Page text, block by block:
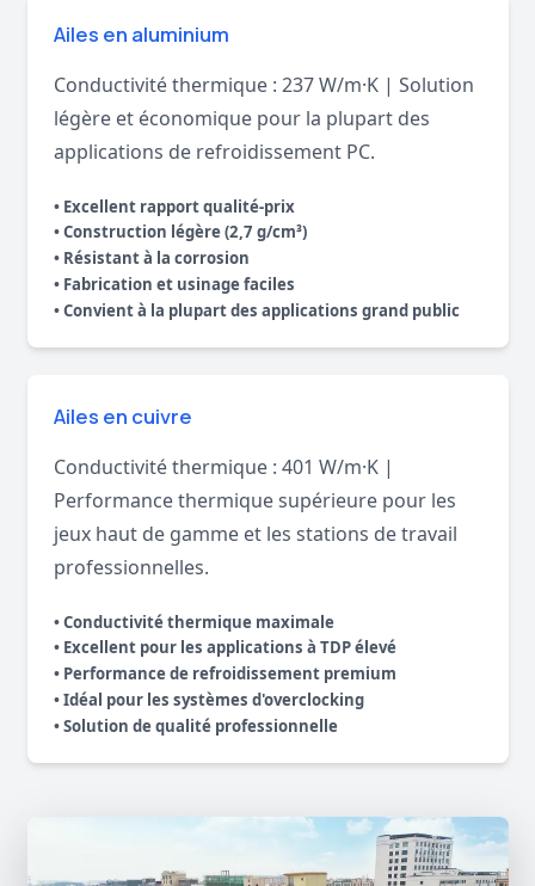
Ailes en aluminium
Conductivité thermique : 237 W/m·K | Solution
légère et économique pour la plupart des
applications de refroidissement PC.
• Excellent rapport qualité-prix
• Construction légère (2,7 g/cm³)
• Résistant à la corrosion
• Fabrication et usinage faciles
• Convient à la plupart des applications grand public
Ailes en cuivre
Conductivité thermique : 401 W/m·K |
Performance thermique supérieure pour les
jeux haut de gamme et les stations de travail
professionnelles.
• Conductivité thermique maximale
• Excellent pour les applications à TDP élevé
• Performance de refroidissement premium
• Idéal pour les systèmes d'overclocking
• Solution de qualité professionnelle